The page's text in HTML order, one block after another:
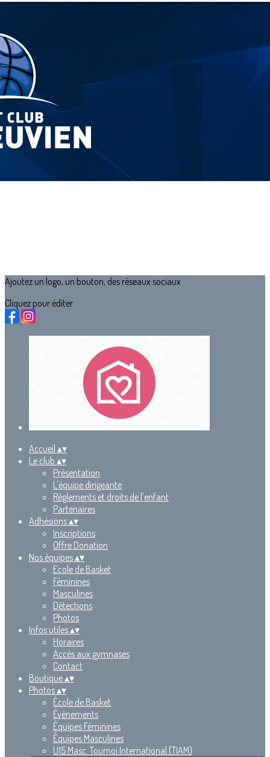
Menu
?>
Images de la page d'accueil
Cliquez pour éditer
Ajoutez un logo, un bouton, des réseaux sociaux
Cliquez pour éditer
Accueil ▴▾
Le club ▴▾
Présentation
L'équipe dirigeante
Règlements et droits de l'enfant
Partenaires
Adhésions▴▾
Inscriptions
Offre Donation
Nos équipes▴▾
Ecole de Basket
Féminines
Masculines
Détections
Photos
Infos utiles▴▾
Horaires
Accès aux gymnases
Contact
Boutique▴▾
Photos▴▾
École de Basket
Évènements
Équipes Féminines
Équipes Masculines
U15 Masc. Tournoi International (TIAM)